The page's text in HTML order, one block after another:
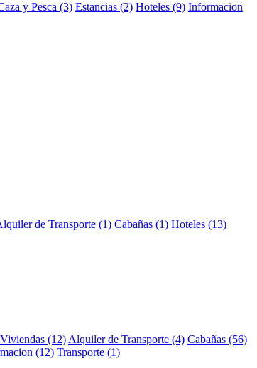
y Pesca (3) Estancias (2) Hoteles (9) Informacion
de Transporte (1) Cabañas (1) Hoteles (13)
(12) Alquiler de Transporte (4) Cabañas (56)
(12) Transporte (1)